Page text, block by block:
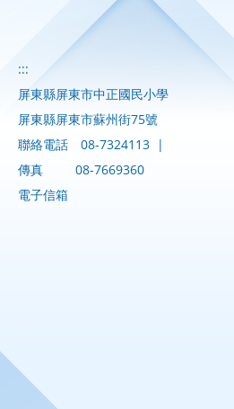
:::
屏東縣屏東市中正國民小學
屏東縣屏東市蘇州街75號
聯絡電話
08-7324113 |
傳真
08-7669360
電子信箱